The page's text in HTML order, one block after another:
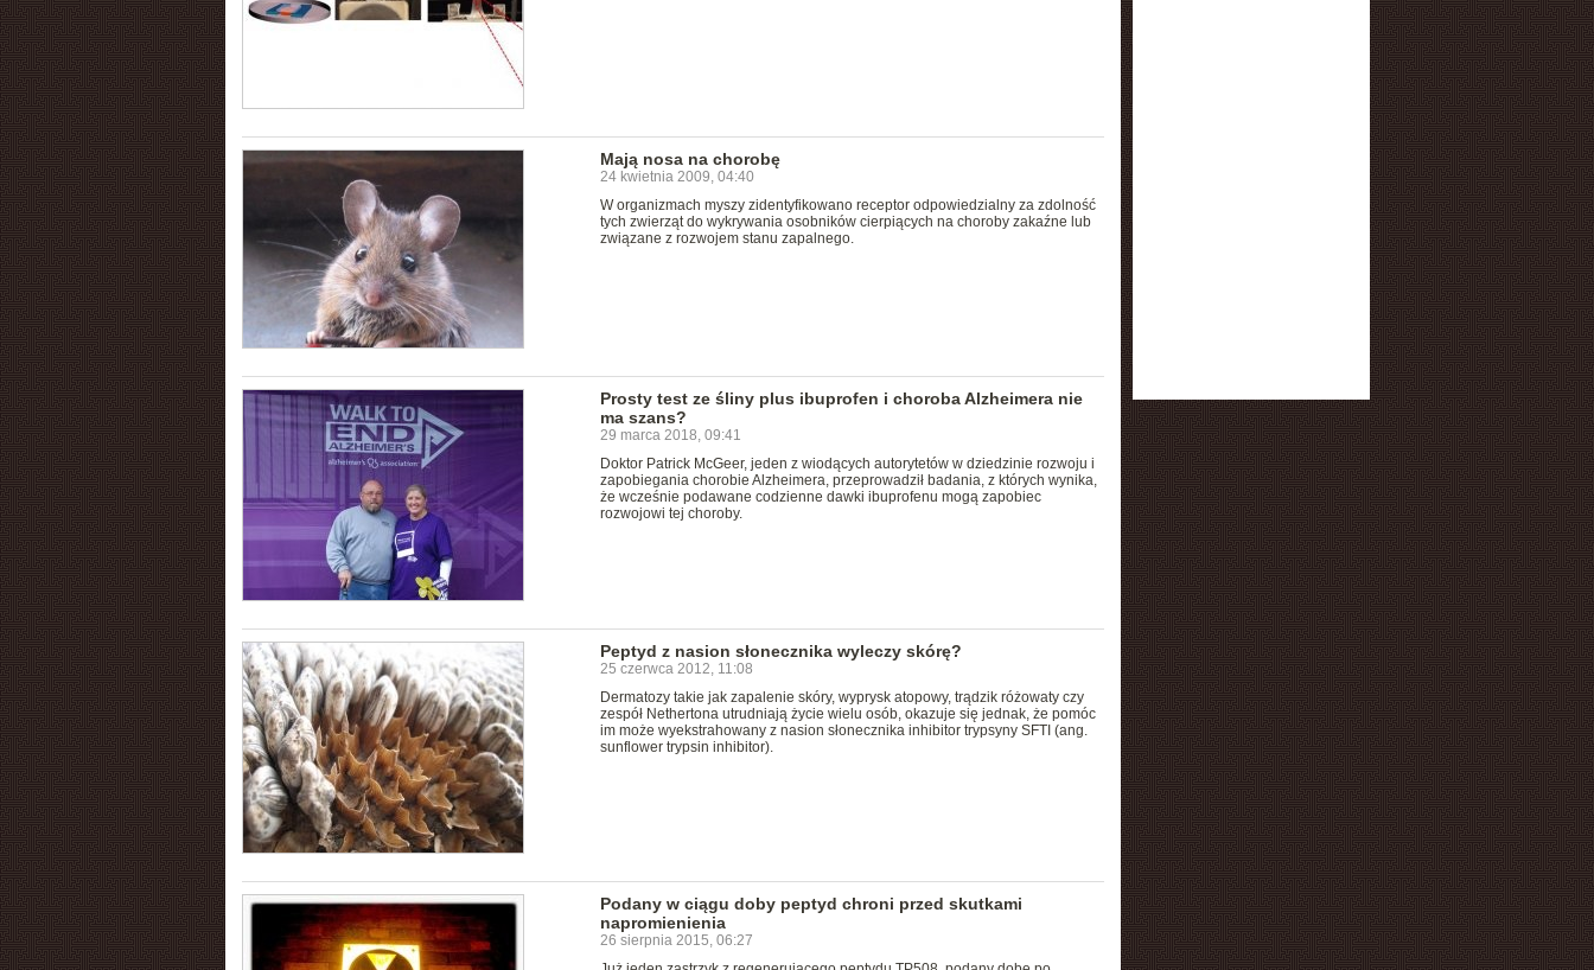
Mają nosa na chorobę
24 kwietnia 2009, 04:40
W organizmach myszy zidentyfikowano receptor odpowiedzialny za zdolność
tych zwierząt do wykrywania osobników cierpiących na choroby zakaźne lub
związane z rozwojem stanu zapalnego.
Prosty test ze śliny plus ibuprofen i choroba Alzheimera nie
ma szans?
29 marca 2018, 09:41
Doktor Patrick McGeer, jeden z wiodących autorytetów w dziedzinie rozwoju i
zapobiegania chorobie Alzheimera, przeprowadził badania, z których wynika,
że wcześnie podawane codzienne dawki ibuprofenu mogą zapobiec
rozwojowi tej choroby.
Peptyd z nasion słonecznika wyleczy skórę?
25 czerwca 2012, 11:08
Dermatozy takie jak zapalenie skóry, wyprysk atopowy, trądzik różowaty czy
zespół Nethertona utrudniają życie wielu osób, okazuje się jednak, że pomóc
im może wyekstrahowany z nasion słonecznika inhibitor trypsyny SFTI (ang.
sunflower trypsin inhibitor).
Podany w ciągu doby peptyd chroni przed skutkami
napromienienia
26 sierpnia 2015, 06:27